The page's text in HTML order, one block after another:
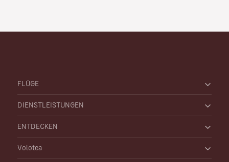
FLÜGE
DIENSTLEISTUNGEN
ENTDECKEN
Volotea